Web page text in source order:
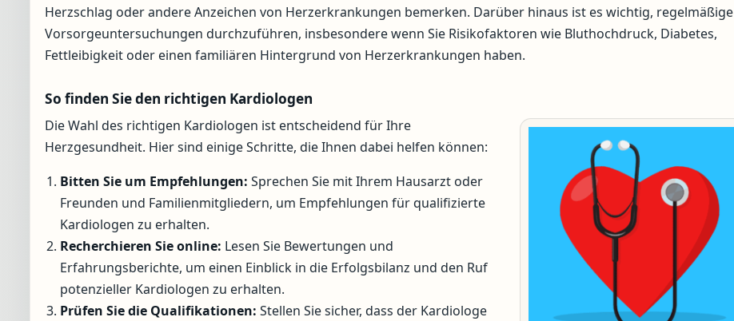
Herzschlag oder andere Anzeichen von Herzerkrankungen bemerken. Darüber hinaus ist es wichtig, regelmäßige
Vorsorgeuntersuchungen durchzuführen, insbesondere wenn Sie Risikofaktoren wie Bluthochdruck, Diabetes,
Fettleibigkeit oder einen familiären Hintergrund von Herzerkrankungen haben.
So finden Sie den richtigen Kardiologen
Die Wahl des richtigen Kardiologen ist entscheidend für Ihre
Herzgesundheit. Hier sind einige Schritte, die Ihnen dabei helfen können:
Bitten Sie um Empfehlungen: Sprechen Sie mit Ihrem Hausarzt oder
Freunden und Familienmitgliedern, um Empfehlungen für qualifizierte
Kardiologen zu erhalten.
Recherchieren Sie online: Lesen Sie Bewertungen und
Erfahrungsberichte, um einen Einblick in die Erfolgsbilanz und den Ruf
potenzieller Kardiologen zu erhalten.
Prüfen Sie die Qualifikationen: Stellen Sie sicher, dass der Kardiologe